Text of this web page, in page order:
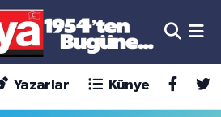
Yazarlar Künye